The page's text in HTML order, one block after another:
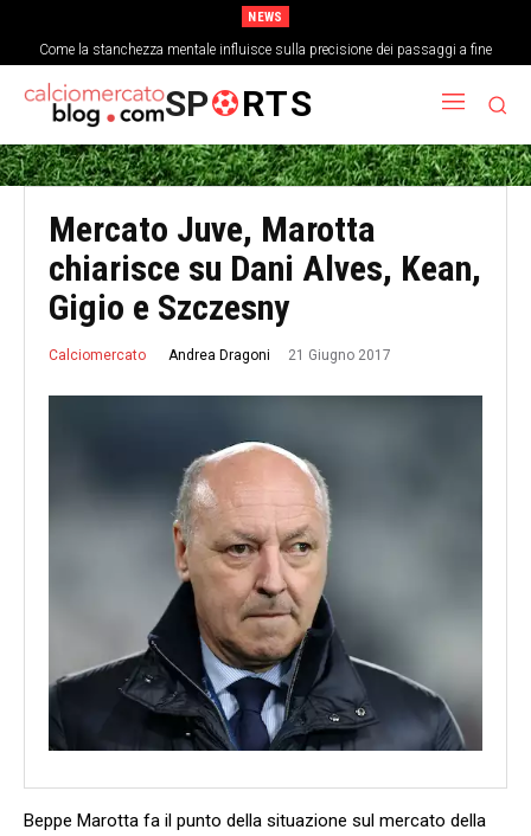
NEWS
Come la stanchezza mentale influisce sulla precisione dei passaggi a fine
partita
SP RTS
Mercato Juve, Marotta
chiarisce su Dani Alves, Kean,
Gigio e Szczesny
Calciomercato Andrea Dragoni 21 Giugno 2017
Beppe Marotta fa il punto della situazione sul mercato della